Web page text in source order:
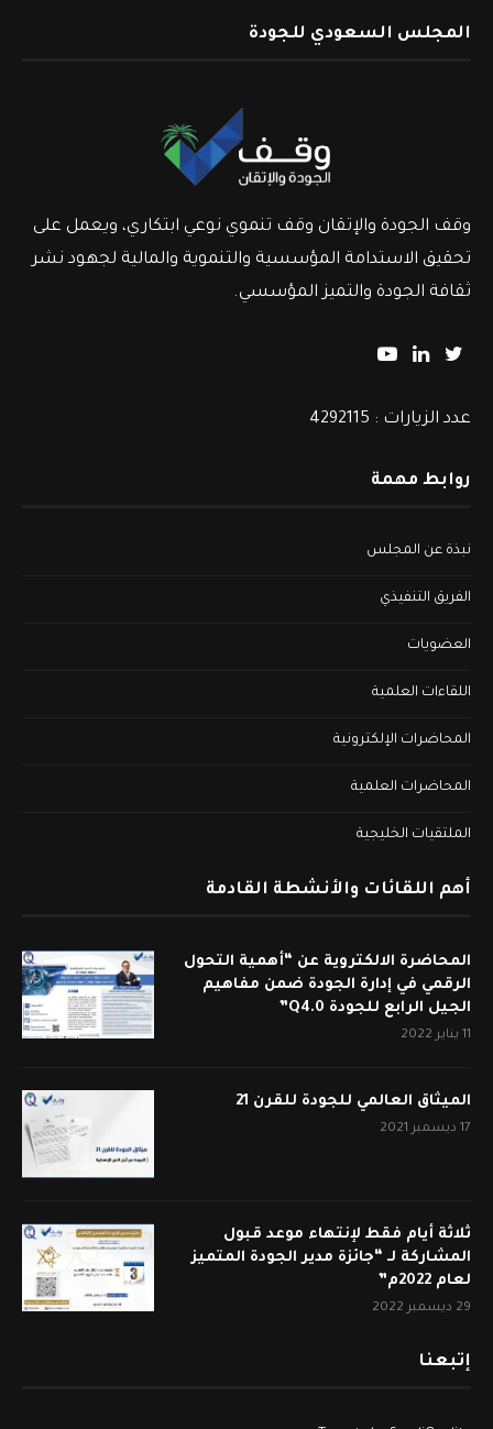
المجلس السعودي للجودة
وقف الجودة والإتقان وقف تنموي نوعي ابتكاري، ويعمل على
تحقيق الاستدامة المؤسسية والتنموية والمالية لجهود نشر
ثقافة الجودة والتميز المؤسسي.
عدد الزيارات : 4292115
روابط مهمة
نبذة عن المجلس
الفريق التنفيذي
العضويات
اللقاءات العلمية
المحاضرات الإلكترونية
المحاضرات العلمية
الملتقيات الخليجية
أهم اللقائات والأنشطة القادمة
المحاضرة الالكتروية عن “أهمية التحول
الرقمي في إدارة الجودة ضمن مفاهيم
الجيل الرابع للجودة Q4.0”
11 يناير 2022
الميثاق العالمي للجودة للقرن 21
17 ديسمبر 2021
ثلاثة أيام فقط لإنتهاء موعد قبول
المشاركة لـ “جائزة مدير الجودة المتميز
لعام 2022م”
29 ديسمبر 2022
إتبعنا